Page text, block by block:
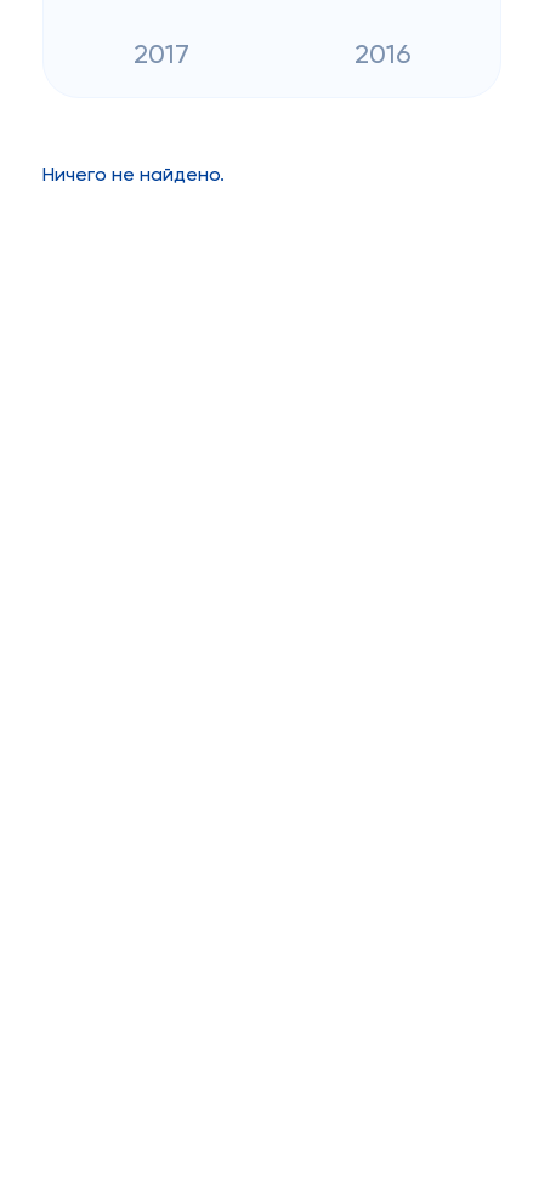
2017 2016
Ничего не найдено.